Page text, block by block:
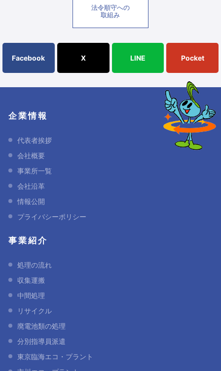
法令順守への
取組み
Facebook X LINE Pocket
企業情報
代表者挨拶
会社概要
事業所一覧
会社沿革
情報公開
プライバシーポリシー
事業紹介
処理の流れ
収集運搬
中間処理
リサイクル
廃電池類の処理
分別指導員派遣
東京臨海エコ・プラント